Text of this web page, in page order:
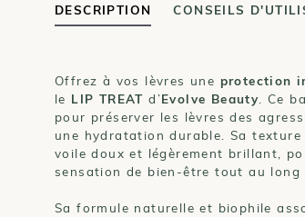
DESCRIPTION CONSEILS
Offrez à vos lèvres une protection
le LIP TREAT d’Evolve Beauty. Ce
pour préserver les lèvres des
une hydratation durable. Sa texture
voile doux et légèrement brillant,
sensation de bien-être tout au long
Sa formule naturelle et biophile